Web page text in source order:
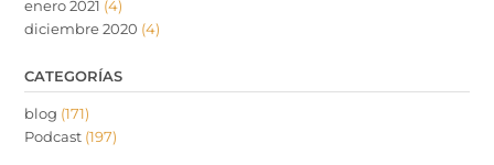
enero 2021 (4)
diciembre 2020 (4)
CATEGORÍAS
blog (171)
Podcast (197)